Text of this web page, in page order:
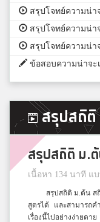
สรุปโจทย์ความน่า
สรุปโจทย์ความน่า
สรุปโจทย์ความน่า
ข้อสอบความน่าจะ
สรุปสถิติ
สรุปสถิติ ม.
เนื้อหา 134 นาที แ
สรุปสถิติ ม.ต้น ส
สูตรได้ และสามารถ
เรื่องนี้ไปอย่างง่ายด